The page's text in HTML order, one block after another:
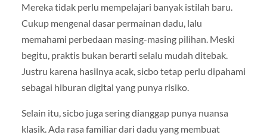
Mereka tidak perlu mempelajari banyak istilah baru.
Cukup mengenal dasar permainan dadu, lalu
memahami perbedaan masing-masing pilihan. Meski
begitu, praktis bukan berarti selalu mudah ditebak.
Justru karena hasilnya acak, sicbo tetap perlu dipahami
sebagai hiburan digital yang punya risiko.
Selain itu, sicbo juga sering dianggap punya nuansa
klasik. Ada rasa familiar dari dadu yang membuat